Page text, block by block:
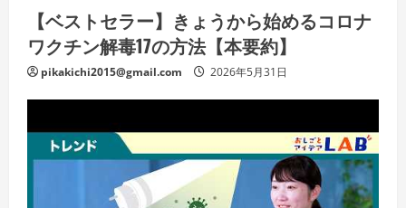
【ベストセラー】きょうから始めるコロナ
ワクチン解毒17の方法【本要約】
pikakichi2015@gmail.com 2026年5月31日